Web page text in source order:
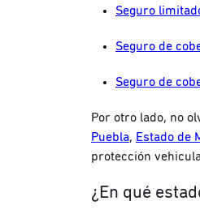
Seguro
Seguro de
Seguro de
Por otro lado, no
Puebla, Estado de
protección
¿En qué